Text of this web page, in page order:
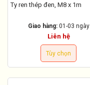
Ty ren thép đen, M8 x 1m
Giao hàng: 01-03 ngày
Liên hệ
Tùy chọn